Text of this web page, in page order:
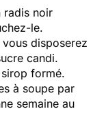
radis noir
le.
disposerez
candi.
formé.
à soupe par
semaine au